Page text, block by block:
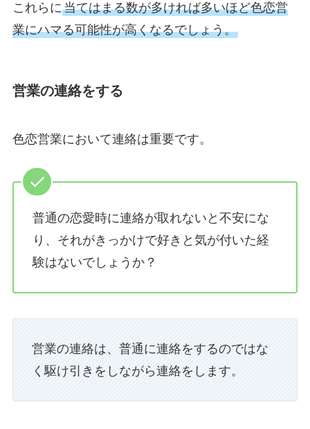
これらに当てはまる数が多ければ多いほど色恋営
業にハマる可能性が高くなるでしょう。
営業の連絡をする
色恋営業において連絡は重要です。
普通の恋愛時に連絡が取れないと不安にな
り、それがきっかけで好きと気が付いた経
験はないでしょうか？
営業の連絡は、普通に連絡をするのではな
く駆け引きをしながら連絡をします。